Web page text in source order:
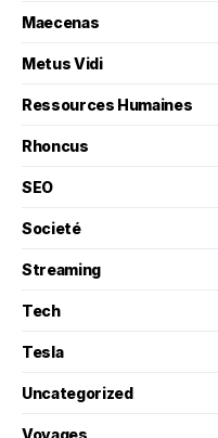
Maecenas
Metus Vidi
Ressources Humaines
Rhoncus
SEO
Societé
Streaming
Tech
Tesla
Uncategorized
Voyages